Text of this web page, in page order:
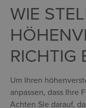
WIE
RICHTIG
Um Ihren
anpassen, dass Ihre
Achten Sie darauf,